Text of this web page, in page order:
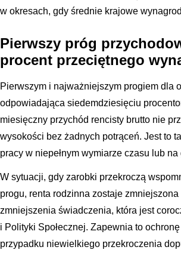
w okresach, gdy średnie krajowe
Pierwszy próg
procent przeciętnego
Pierwszym i najważniejszym progiem dla
odpowiadająca siedemdziesięciu
miesięczny przychód rencisty brutto nie
wysokości bez żadnych potrąceń. Jest to
pracy w niepełnym wymiarze czasu lub
W sytuacji, gdy zarobki przekroczą
progu, renta rodzinna zostaje
zmniejszenia świadczenia, która jest
i Polityki Społecznej. Zapewnia to
przypadku niewielkiego przekroczenia